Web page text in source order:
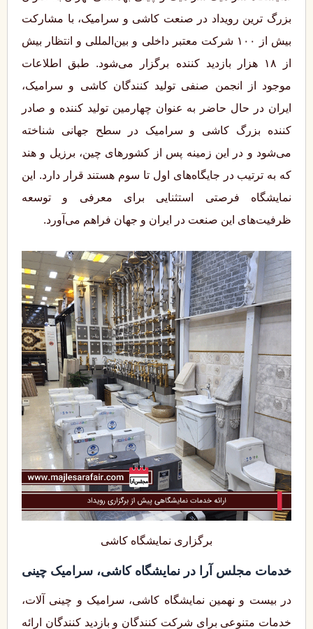
بزرگ ‌ترین رویداد در صنعت کاشی و سرامیک، با مشارکت
بیش از ۱۰۰ شرکت معتبر داخلی و بین‌المللی و انتظار بیش
از ۱۸ هزار بازدید کننده برگزار می‌شود. طبق اطلاعات
موجود از انجمن صنفی تولید کنندگان کاشی و سرامیک،
ایران در حال حاضر به عنوان چهارمین تولید کننده و صادر
کننده بزرگ کاشی و سرامیک در سطح جهانی شناخته
می‌شود و در این زمینه پس از کشورهای چین، برزیل و هند
که به ترتیب در جایگاه‌های اول تا سوم هستند قرار دارد. این
نمایشگاه فرصتی استثنایی برای معرفی و توسعه
ظرفیت‌های این صنعت در ایران و جهان فراهم می‌آورد.
برگزاری نمایشگاه کاشی
خدمات مجلس آرا در نمایشگاه کاشی، سرامیک چینی
در بیست و نهمین نمایشگاه کاشی، سرامیک و چینی آلات،
خدمات متنوعی برای شرکت‌ کنندگان و بازدید کنندگان ارائه